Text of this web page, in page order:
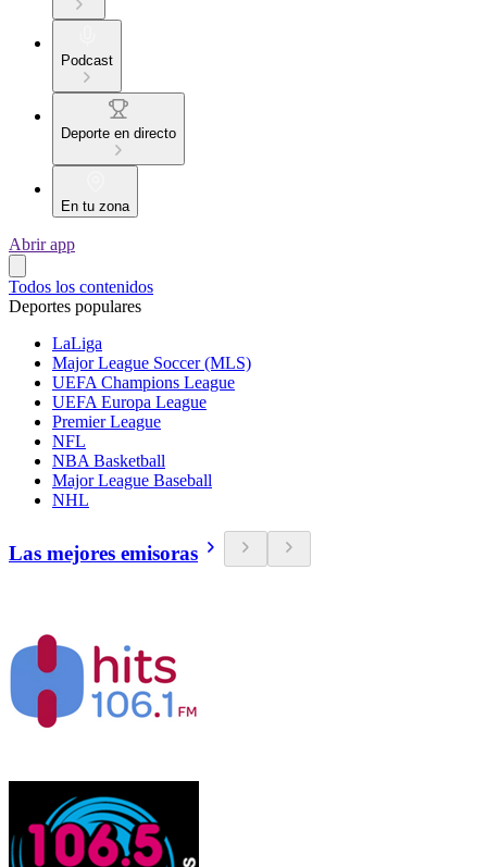
Podcast
Deporte en directo
En tu zona
Abrir app
Todos los contenidos
Deportes populares
LaLiga
Major League Soccer (MLS)
UEFA Champions League
UEFA Europa League
Premier League
NFL
NBA Basketball
Major League Baseball
NHL
Las mejores emisoras